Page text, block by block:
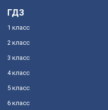
ГДЗ
1 класс
2 класс
3 класс
4 класс
5 класс
6 класс